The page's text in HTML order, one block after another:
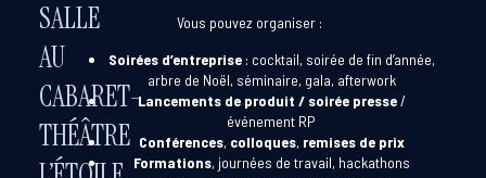
SALLE
AU
CABARET-
THÉÂTRE
Vous pouvez organiser :
Soirées d’entreprise: cocktail, soirée de fin d’année,
arbre de Noël, séminaire, gala, afterwork
Lancements de produit / soirée presse/
événement RP
Conférences, colloques, remises de prix
Formations, journées de travail, hackathons